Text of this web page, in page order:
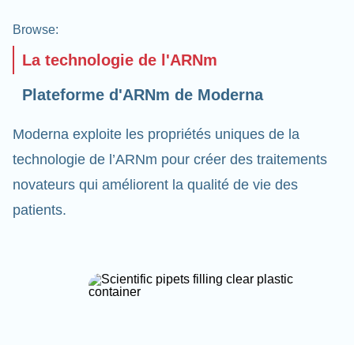
Browse:
La technologie de l'ARNm
Plateforme d'ARNm de Moderna
Moderna exploite les propriétés uniques de la
technologie de l’ARNm pour créer des traitements
novateurs qui améliorent la qualité de vie des
patients.